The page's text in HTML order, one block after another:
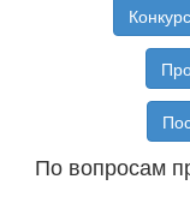
По вопросам